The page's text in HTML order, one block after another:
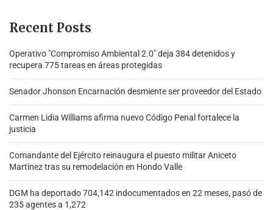
Recent Posts
Operativo "Compromiso Ambiental 2.0″ deja 384 detenidos y
recupera 775 tareas en áreas protegidas
Senador Jhonson Encarnación desmiente ser proveedor del Estado
Carmen Lidia Williams afirma nuevo Código Penal fortalece la
justicia
Comandante del Ejército reinaugura el puesto militar Aniceto
Martínez tras su remodelación en Hondo Valle
DGM ha deportado 704,142 indocumentados en 22 meses, pasó de
235 agentes a 1,272